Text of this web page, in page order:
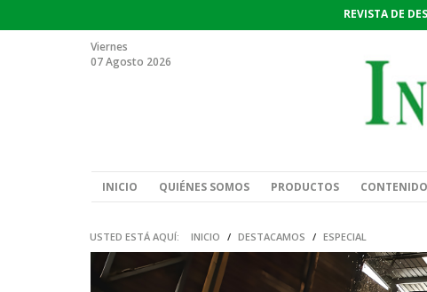
REVISTA DE
Viernes
07 Agosto 2026
INICIO QUIÉNES SOMOS PRODUCTOS CONTENIDO
USTED ESTÁ AQUÍ: INICIO / DESTACAMOS / ESPECIAL